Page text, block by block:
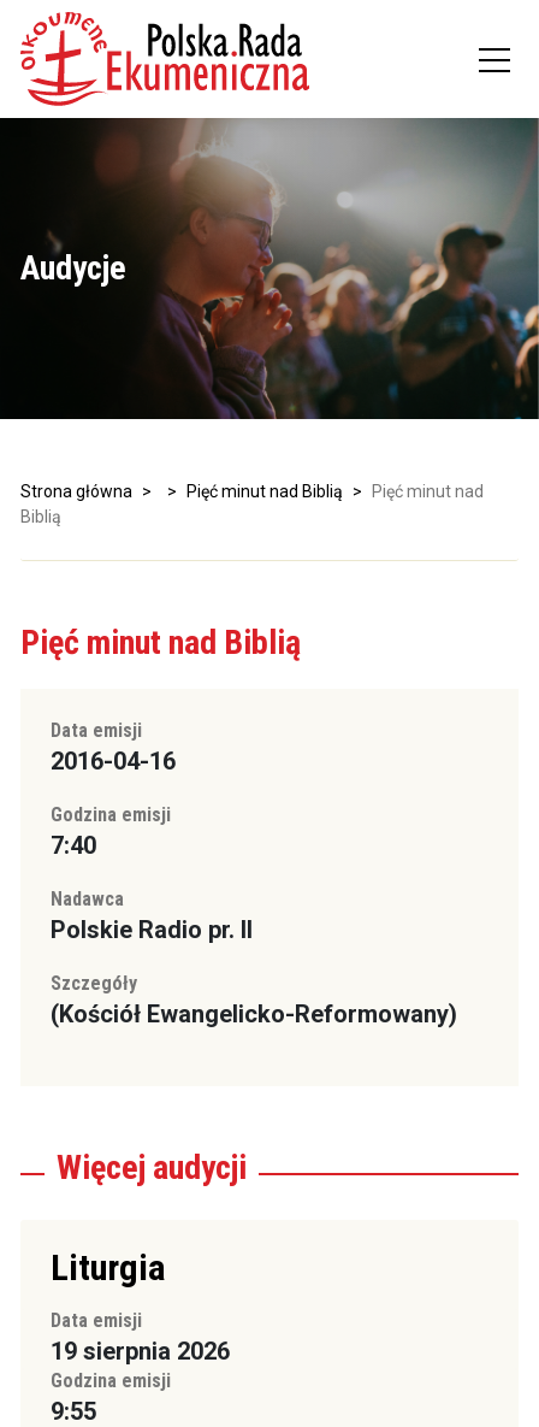
Audycje
Strona główna > > Pięć minut nad Biblią >
Pięć minut nad
Biblią
Pięć minut nad Biblią
Data emisji
2016-04-16
Godzina emisji
7:40
Nadawca
Polskie Radio pr. II
Szczegóły
(Kościół Ewangelicko-Reformowany)
Więcej audycji
Liturgia
Data emisji
19 sierpnia 2026
Godzina emisji
9:55